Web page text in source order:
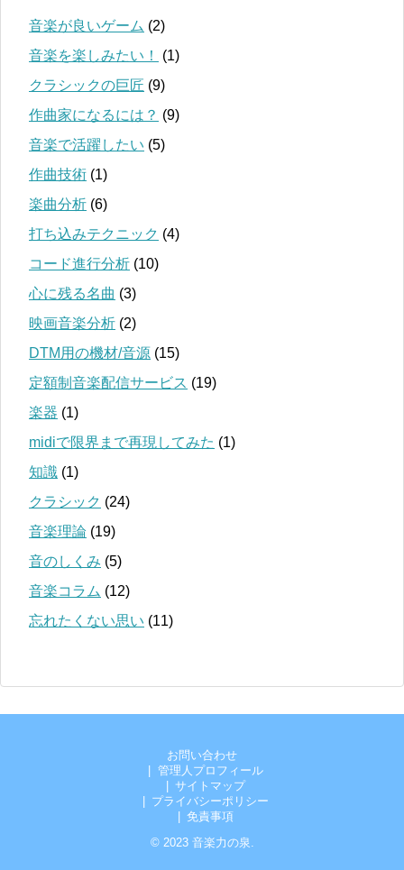
音楽が良いゲーム (2)
音楽を楽しみたい！
(1)
クラシックの巨匠 (9)
作曲家になるには？ (9)
音楽で活躍したい (5)
作曲技術 (1)
楽曲分析 (6)
打ち込みテクニック (4)
コード進行分析 (10)
心に残る名曲 (3)
映画音楽分析 (2)
DTM用の機材/音源 (15)
定額制音楽配信サービス (19)
楽器 (1)
midiで限界まで再現してみた (1)
知識 (1)
クラシック (24)
音楽理論 (19)
音のしくみ (5)
音楽コラム (12)
忘れたくない思い (11)
お問い合わせ
管理人プロフィール
サイトマップ
プライバシーポリシー
免責事項
© 2023 音楽力の泉 .